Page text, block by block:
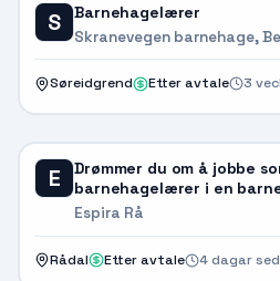
S Barnehagelærer
Skranevegen barnehage,
Søreidgrend Etter avtale 3
E
Drømmer du om å jobbe
barnehagelærer i en
kreativiteten blir verdsatt?
oss i Espira Rå!
Espira Rå
Rådal Etter avtale 4 dagar